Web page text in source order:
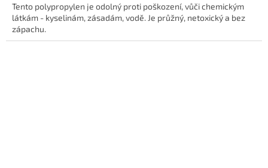
Tento polypropylen je odolný proti poškození, vůči chemickým
látkám - kyselinám, zásadám, vodě. Je průžný, netoxický a bez
zápachu.